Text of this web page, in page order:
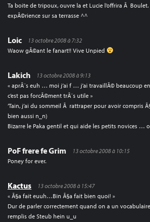
Ta boite de tripoux, ouvre la et Lucie l’offrira Ã
expÃ©rience sur sa terrasse ^^
Loic
13 octobre 2008 à 7:32
Waow gÃ©ant le fanart!! Vive Unpied
Lakich
13 octobre 2008 à 9:13
« aprÃ¨s euh … moi j’ai f … j’ai travaillÃ© beaucoup
c’est pas forcÃ©ment trÃ¨s utile »
‘Tain, j’ai du sommeil Ã rattraper pour avoir compris
bien aussi n_n)
Bizarre le Paka gentil et qui aide les petits novices …
PoF frere fe Grim
13 octobre 2008 à 10:15
Poney for ever.
Kactus
13 octobre 2008 à 15:47
« Ã§a fait euuh…Bin Ã§a fait bien quoi! »
Dur de parler correctement quand on a un
remplis de Steub hein u_u